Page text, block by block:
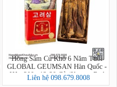
Hồng Sâm Củ Khô 6 Năm Tuổi
GLOBAL GEUMSAN Hàn Quốc -
Hộp 300g 12-20 Củ (Korean Red
Ginseng)
Liên hệ 098.679.8008